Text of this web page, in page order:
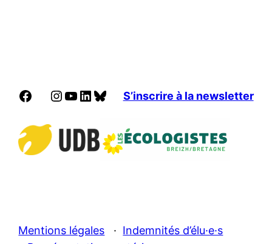
Facebook
Instagram
YouTube
LinkedIn
BlueskyS’inscrire à la newsletter
Mentions légales · Indemnités d’élu·e·s